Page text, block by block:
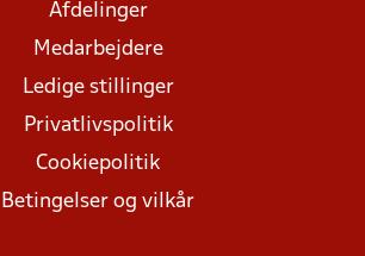
Afdelinger
Medarbejdere
Ledige stillinger
Privatlivspolitik
Cookiepolitik
Betingelser og vilkår